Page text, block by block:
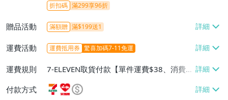
折扣碼 滿299享96折
贈品活動 滿額贈 滿$199送1
運費活動 運費抵用券 驚喜加碼7-11免運
運費規則
7-ELEVEN取貨付款【單件運費$38、消費滿
$599免運費】、7-ELEVEN取貨不付款【單
件運費$38、消費滿$599免運費】、萊爾富
付款方式